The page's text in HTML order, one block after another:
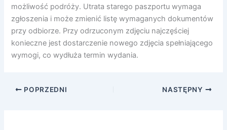
możliwość podróży. Utrata starego paszportu wymaga
zgłoszenia i może zmienić listę wymaganych dokumentów
przy odbiorze. Przy odrzuconym zdjęciu najczęściej
konieczne jest dostarczenie nowego zdjęcia spełniającego
wymogi, co wydłuża termin wydania.
POPRZEDNI NASTĘPNY